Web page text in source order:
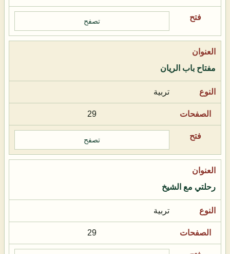
تصفح
مفتاح باب الريان
تربية
29
تصفح
رحلتي مع الشيخ
تربية
29